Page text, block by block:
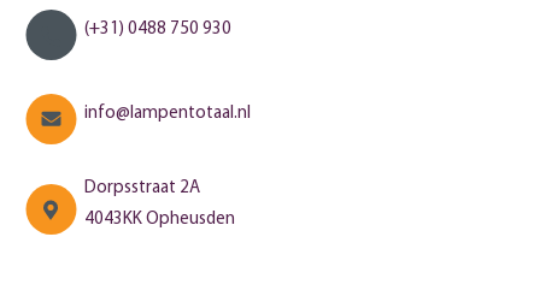
(+31) 0488 750 930
info@lampentotaal.nl
Dorpsstraat 2A
4043KK Opheusden